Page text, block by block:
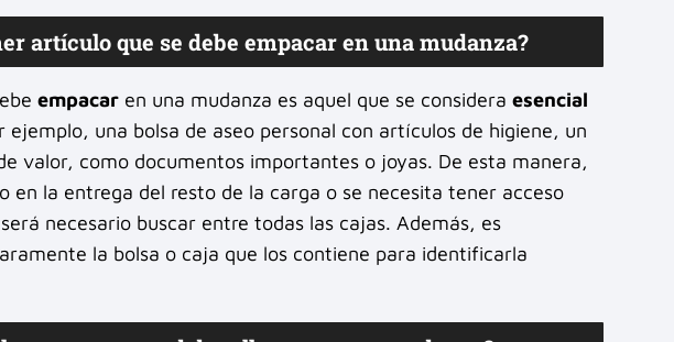
artículo que se debe empacar en una mudanza?
empacar en una mudanza es aquel que se considera esencial
una bolsa de aseo personal con artículos de higiene, un
valor, como documentos importantes o joyas. De esta manera,
en la entrega del resto de la carga o se necesita tener acceso
necesario buscar entre todas las cajas. Además, es
la bolsa o caja que los contiene para identificarla